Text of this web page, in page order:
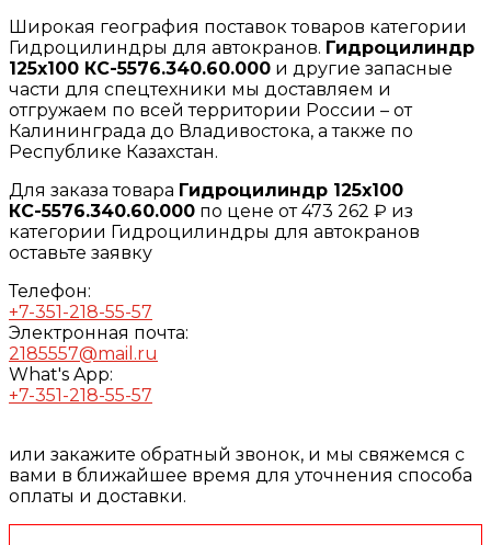
Широкая география поставок товаров категории
Гидроцилиндры для автокранов. Гидроцилиндр
125х100 КС-5576.340.60.000 и другие запасные
части для спецтехники мы доставляем и
отгружаем по всей территории России – от
Калининграда до Владивостока, а также по
Республике Казахстан.
Для заказа товара Гидроцилиндр 125х100
КС-5576.340.60.000 по цене от 473 262 ₽ из
категории Гидроцилиндры для автокранов
оставьте заявку
Телефон:
+7-351-218-55-57
Электронная почта:
2185557@mail.ru
What's App:
+7-351-218-55-57
или закажите обратный звонок, и мы свяжемся с
вами в ближайшее время для уточнения способа
оплаты и доставки.